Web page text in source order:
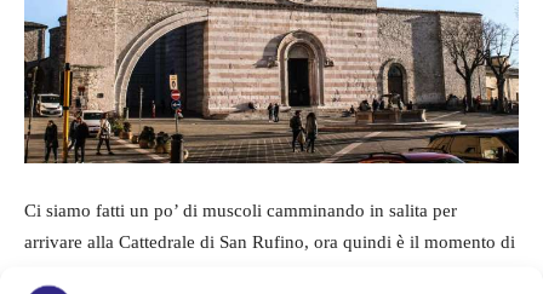
Ci siamo fatti un po’ di muscoli camminando in salita per
arrivare alla Cattedrale di San Rufino, ora quindi è il momento di